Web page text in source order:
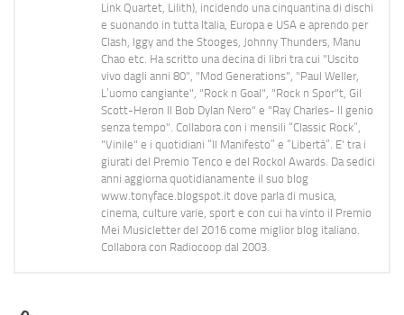
Link Quartet, Lilith), incidendo una cinquantina di dischi
e suonando in tutta Italia, Europa e USA e aprendo per
Clash, Iggy and the Stooges, Johnny Thunders, Manu
Chao etc. Ha scritto una decina di libri tra cui "Uscito
vivo dagli anni 80", "Mod Generations", "Paul Weller,
L’uomo cangiante", "Rock n Goal", "Rock n Spor"t, Gil
Scott-Heron Il Bob Dylan Nero" e "Ray Charles- Il genio
senza tempo". Collabora con i mensili “Classic Rock”,
"Vinile" e i quotidiani “Il Manifesto” e “Libertà”. E' tra i
giurati del Premio Tenco e del Rockol Awards. Da sedici
anni aggiorna quotidianamente il suo blog
www.tonyface.blogspot.it dove parla di musica,
cinema, culture varie, sport e con cui ha vinto il Premio
Mei Musicletter del 2016 come miglior blog italiano.
Collabora con Radiocoop dal 2003.